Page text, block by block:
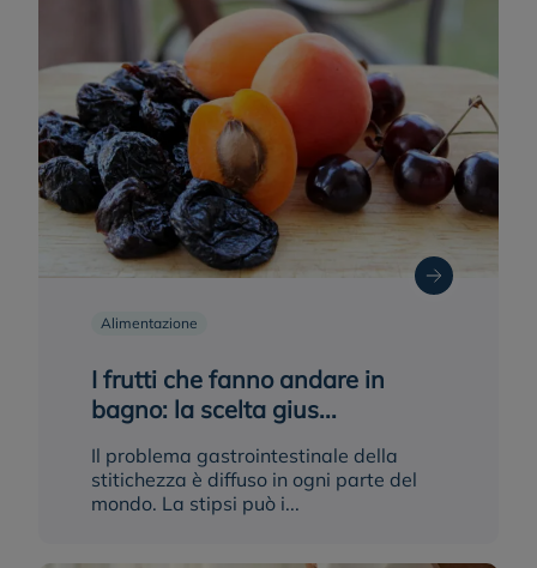
Alimentazione
I frutti che fanno andare in
bagno: la scelta gius...
Il problema gastrointestinale della
stitichezza è diffuso in ogni parte del
mondo. La stipsi può i...